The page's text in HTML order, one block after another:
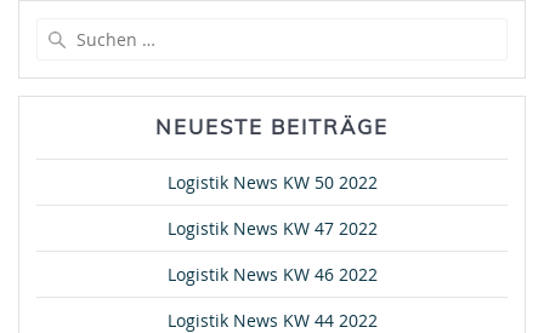
NEUESTE BEITRÄGE
Logistik News KW 50 2022
Logistik News KW 47 2022
Logistik News KW 46 2022
Logistik News KW 44 2022